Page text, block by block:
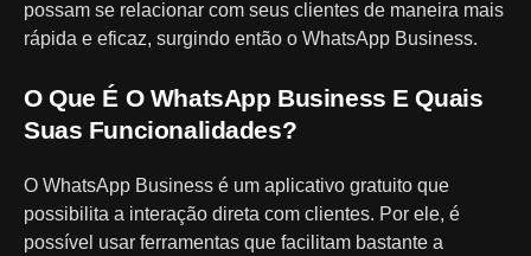
possam se relacionar com seus clientes de maneira mais
rápida e eficaz, surgindo então o WhatsApp Business.
O Que É O WhatsApp Business E Quais
Suas Funcionalidades?
O WhatsApp Business é um aplicativo gratuito que
possibilita a interação direta com clientes. Por ele, é
possível usar ferramentas que facilitam bastante a